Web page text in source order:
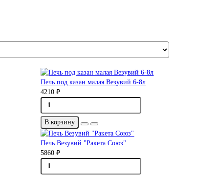
Печь под казан малая Везувий 6-8л
4210 ₽
В корзину
Печь Везувий "Ракета Союз"
5860 ₽